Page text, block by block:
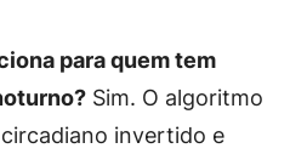
para quem tem
Sim. O algoritmo
invertido e